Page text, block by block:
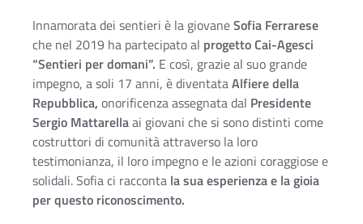
Innamorata dei sentieri è la giovaneSofia Ferrarese
che nel 2019 ha partecipato al progetto Cai-Agesci
“Sentieri per domani”. E così, grazie al suo grande
impegno, a soli 17 anni, è diventataAlfiere della
Repubblica, onorificenza assegnata dal Presidente
Sergio Mattarellaai giovani che si sono distinti come
costruttori di comunità attraverso la loro
testimonianza, il loro impegno e le azioni coraggiose e
solidali. Sofia ci racconta la sua esperienza e la gioia
per questo riconoscimento.